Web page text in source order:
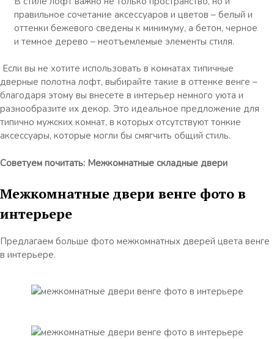
правильное сочетание аксессуаров и цветов – белый и
оттенки бежевого сведены к минимуму, а бетон, черное
и темное дерево – неотъемлемые элементы стиля.
Если вы не хотите использовать в комнатах типичные
дверные полотна лофт, выбирайте такие в оттенке венге –
благодаря этому вы внесете в интерьер немного уюта и
разнообразите их декор. Это идеальное предложение для
типично мужских комнат, в которых отсутствуют тонкие
аксессуары, которые могли бы смягчить общий стиль.
Советуем почитать: Межкомнатные складные двери
Межкомнатные двери венге фото в
интерьере
Предлагаем больше фото межкомнатных дверей цвета венге
в интерьере.